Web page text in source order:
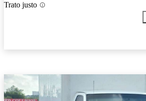
Trato justo